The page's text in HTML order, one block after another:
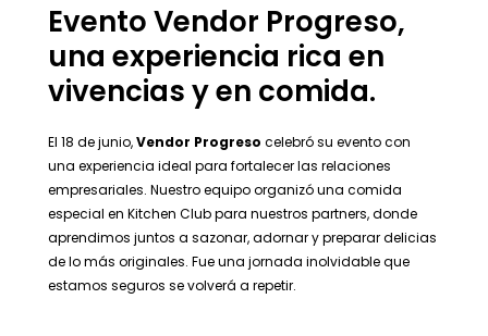
Evento Vendor Progreso,
una experiencia rica en
vivencias y en comida.
El 18 de junio,Vendor Progreso celebró su evento con
una experiencia ideal para fortalecer las relaciones
empresariales. Nuestro equipo organizó una comida
especial en Kitchen Club para nuestros partners, donde
aprendimos juntos a sazonar, adornar y preparar delicias
de lo más originales. Fue una jornada inolvidable que
estamos seguros se volverá a repetir.